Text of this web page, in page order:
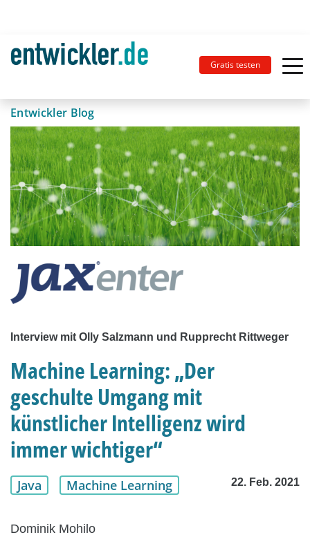
Gratis testen
Entwickler Blog
Interview mit Olly Salzmann und Rupprecht Rittweger
Machine Learning: „Der
geschulte Umgang mit
künstlicher Intelligenz wird
immer wichtiger“
Java Machine Learning 22. Feb. 2021
Dominik Mohilo